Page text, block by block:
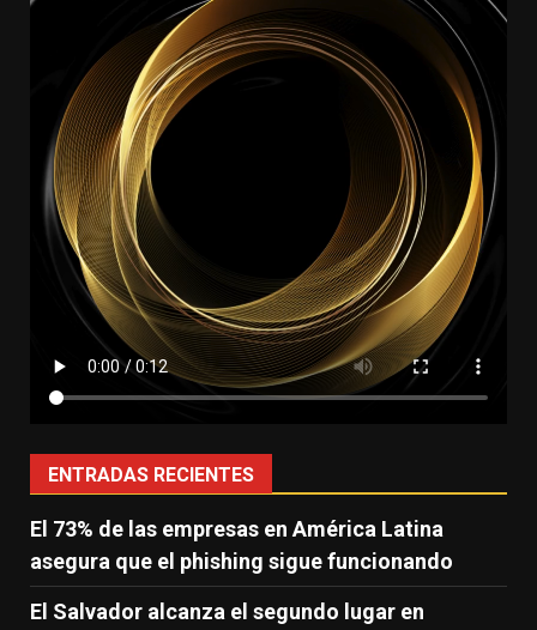
ENTRADAS RECIENTES
El 73% de las empresas en América Latina
asegura que el phishing sigue funcionando
El Salvador alcanza el segundo lugar en